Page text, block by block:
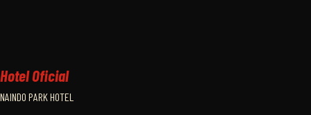
Hotel Oficial
NAINDO PARK HOTEL